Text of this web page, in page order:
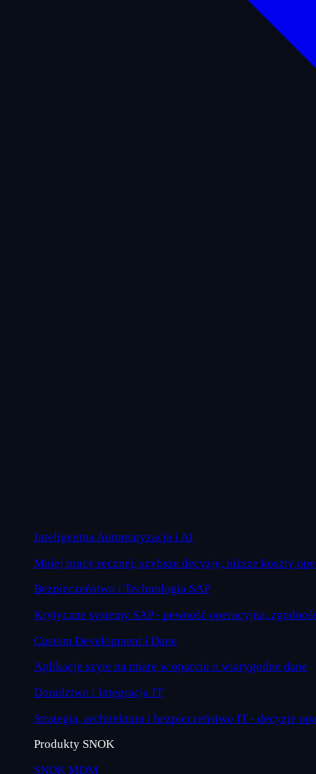
Inteligentna Automatyzacja i AI
Mniej pracy ręcznej, szybsze decyzje, niższe koszty
Bezpieczeństwo i Technologia SAP
Krytyczne systemy SAP - pewność operacyjna,
Custom Development i Dane
Aplikacje szyte na miarę w oparciu o wiarygodne dane
Doradztwo i Integracja IT
Strategia, architektura i bezpieczeństwo IT - decyzje
Produkty SNOK
SNOK MDM